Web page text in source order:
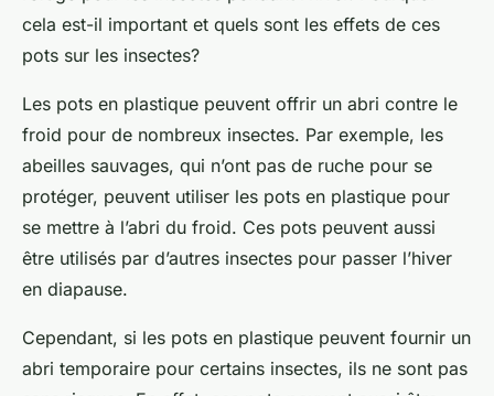
cela est-il important et quels sont les effets de ces
pots sur les insectes?
Les pots en plastique peuvent offrir un abri contre le
froid pour de nombreux insectes. Par exemple, les
abeilles sauvages, qui n’ont pas de ruche pour se
protéger, peuvent utiliser les pots en plastique pour
se mettre à l’abri du froid. Ces pots peuvent aussi
être utilisés par d’autres insectes pour passer l’hiver
en diapause.
Cependant, si les pots en plastique peuvent fournir un
abri temporaire pour certains insectes, ils ne sont pas